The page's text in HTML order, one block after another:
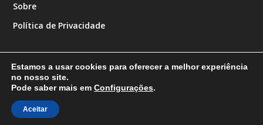
Sobre
Política de Privacidade
Designed by
Estamos a usar cookies para oferecer a melhor experiência
no nosso site.
Pode saber mais em Configurações.
Aceitar